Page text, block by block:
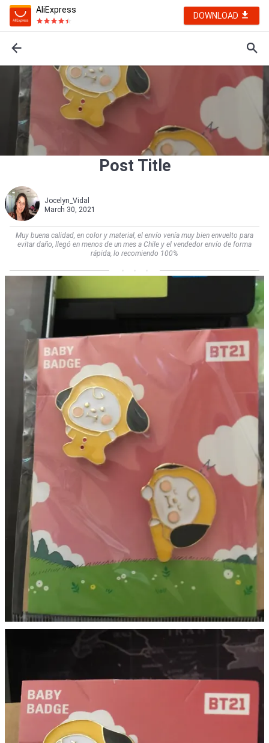
AliExpress
DOWNLOAD
Post Title
Jocelyn_Vidal
March 30, 2021
Muy buena calidad, en color y material, el envío venía muy bien envuelto para
evitar daño, llegó en menos de un mes a Chile y el vendedor envío de forma
rápida, lo recomiendo 100%